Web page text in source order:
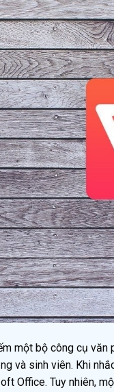
một bộ công cụ văn
và sinh viên. Khi
Office. Tuy nhiên,